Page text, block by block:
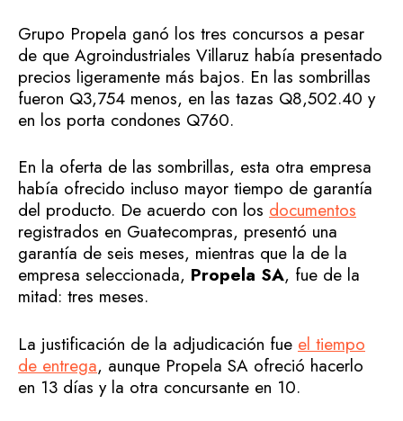
Grupo Propela ganó los tres concursos a pesar
de que Agroindustriales Villaruz había presentado
precios ligeramente más bajos. En las sombrillas
fueron Q3,754 menos, en las tazas Q8,502.40 y
en los porta condones Q760.
En la oferta de las sombrillas, esta otra empresa
había ofrecido incluso mayor tiempo de garantía
del producto. De acuerdo con los documentos
registrados en Guatecompras, presentó una
garantía de seis meses, mientras que la de la
empresa seleccionada, Propela SA, fue de la
mitad: tres meses.
La justificación de la adjudicación fue el tiempo
de entrega, aunque Propela SA ofreció hacerlo
en 13 días y la otra concursante en 10.